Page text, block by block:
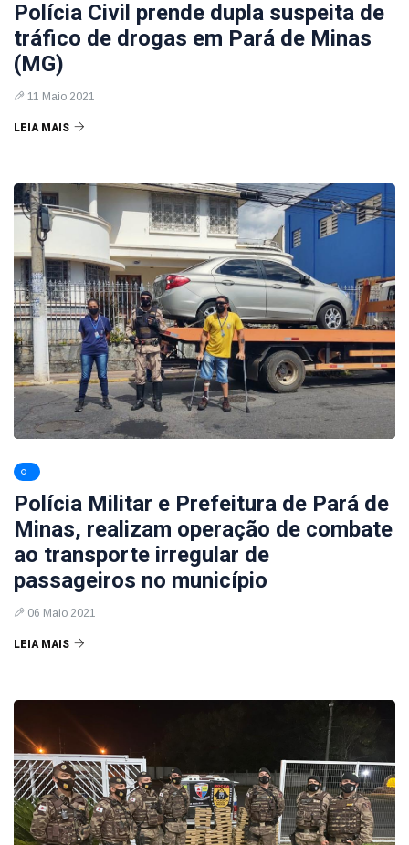
Polícia Civil prende dupla suspeita de
tráfico de drogas em Pará de Minas
(MG)
11 Maio 2021
LEIA MAIS
Polícia Militar e Prefeitura de Pará de
Minas, realizam operação de combate
ao transporte irregular de
passageiros no município
06 Maio 2021
LEIA MAIS